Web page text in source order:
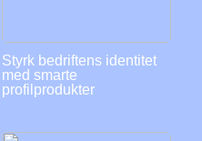
Styrk bedriftens identitet
med smarte
profilprodukter